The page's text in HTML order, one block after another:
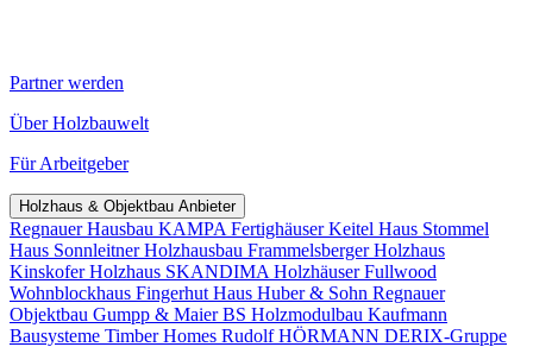
Partner werden
Über Holzbauwelt
Für Arbeitgeber
Holzhaus & Objektbau Anbieter
Regnauer Hausbau KAMPA FertighäuserKeitel Haus Stommel
Haus Sonnleitner Holzhausbau Frammelsberger Holzhaus
Kinskofer Holzhaus SKANDIMA HolzhäuserFullwood
Wohnblockhaus Fingerhut Haus Huber & Sohn Regnauer
Objektbau Gumpp & MaierBS Holzmodulbau Kaufmann
Bausysteme Timber Homes Rudolf HÖRMANN DERIX-Gruppe